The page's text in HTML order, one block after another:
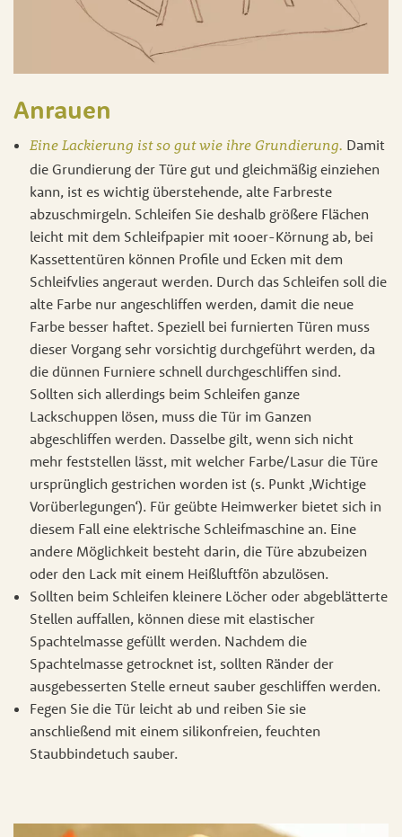
Anrauen
Eine Lackierung ist so gut wie ihre Grundierung. Damit
die Grundierung der Türe gut und gleichmäßig einziehen
kann, ist es wichtig überstehende, alte Farbreste
abzuschmirgeln. Schleifen Sie deshalb größere Flächen
leicht mit dem Schleifpapier mit 100er-Körnung ab, bei
Kassettentüren können Profile und Ecken mit dem
Schleifvlies angeraut werden. Durch das Schleifen soll die
alte Farbe nur angeschliffen werden, damit die neue
Farbe besser haftet. Speziell bei furnierten Türen muss
dieser Vorgang sehr vorsichtig durchgeführt werden, da
die dünnen Furniere schnell durchgeschliffen sind.
Sollten sich allerdings beim Schleifen ganze
Lackschuppen lösen, muss die Tür im Ganzen
abgeschliffen werden. Dasselbe gilt, wenn sich nicht
mehr feststellen lässt, mit welcher Farbe/Lasur die Türe
ursprünglich gestrichen worden ist (s. Punkt ‚Wichtige
Vorüberlegungen‘). Für geübte Heimwerker bietet sich in
diesem Fall eine elektrische Schleifmaschine an. Eine
andere Möglichkeit besteht darin, die Türe abzubeizen
oder den Lack mit einem Heißluftfön abzulösen.
Sollten beim Schleifen kleinere Löcher oder abgeblätterte
Stellen auffallen, können diese mit elastischer
Spachtelmasse gefüllt werden. Nachdem die
Spachtelmasse getrocknet ist, sollten Ränder der
ausgebesserten Stelle erneut sauber geschliffen werden.
Fegen Sie die Tür leicht ab und reiben Sie sie
anschließend mit einem silikonfreien, feuchten
Staubbindetuch sauber.